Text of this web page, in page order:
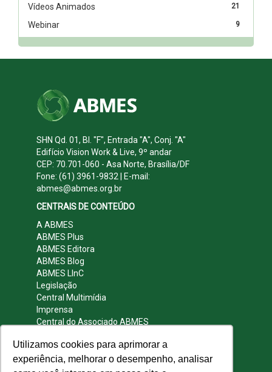
Utilizamos cookies para aprimorar a
experiência, melhorar o desempenho, analisar
21
Vídeos Animados
9
Webinar
SHN Qd. 01, Bl. "F", Entrada "A", Conj. "A"
Edifício Vision Work & Live, 9º andar
CEP: 70.701-060 - Asa Norte, Brasília/DF
Fone: (61) 3961-9832 | E-mail:
abmes@abmes.org.br
CENTRAIS DE CONTEÚDO
A ABMES
ABMES Plus
ABMES Editora
ABMES Blog
ABMES LInC
Legislação
Central Multimídia
Imprensa
Central do Associado ABMES